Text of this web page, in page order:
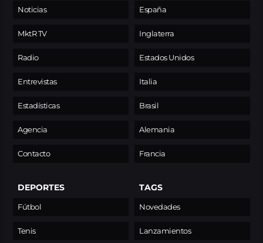
Noticias
MktR TV
Radio
Entrevistas
Estadísticas
Agencia
Contacto
España
Inglaterra
Estados Unidos
Italia
Brasil
Alemania
Francia
DEPORTES
Fútbol
Tenis
TAGS
Novedades
Lanzamientos